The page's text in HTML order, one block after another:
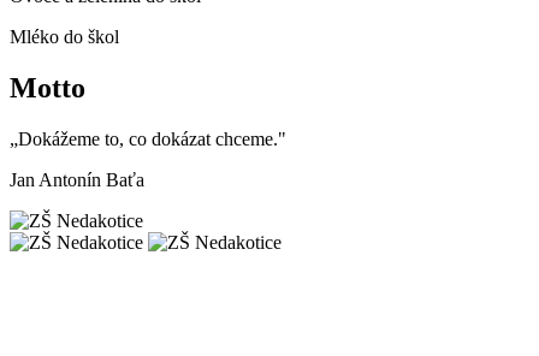
Mléko do škol
Motto
„Dokážeme to, co dokázat chceme."
Jan Antonín Baťa